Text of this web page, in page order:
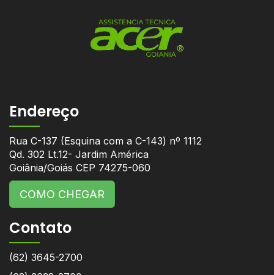
Endereço
Rua C-137 (Esquina com a C-143) nº 1112
Qd. 302 Lt.12- Jardim América
Goiânia/Goiás CEP 74275-060
COMO CHEGAR
Contato
(62) 3645-2700